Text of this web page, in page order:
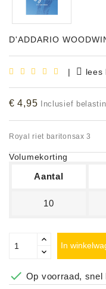
Celtic
Shop
Bladmuziek
Accessoires
MODELLEN
OPRUIMING
OCCASIONS
CLINICS
VERHUUR,
D'ADDARIO
| lees
€ 4,95 Inclusief
Royal riet baritonsax 3
Volumekorting
Aantal
10
In
 Op voorraad, snel